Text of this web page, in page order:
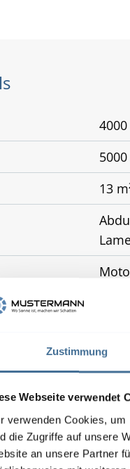
Zustimmung
Webseite verwendet
verwenden Cookies,
die Zugriffe auf unsere
an unsere Partner
13